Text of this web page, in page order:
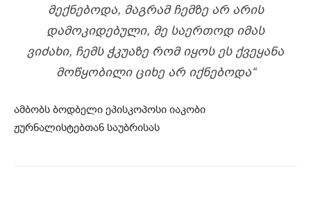
ᲛᲔᲥᲜᲔᲑᲝᲓᲐ, ᲛᲐᲒᲠᲐᲛ ᲩᲔᲛᲖᲔ ᲐᲠ ᲐᲠᲘᲡ
ᲓᲐᲛᲝᲙᲘᲓᲔᲑᲣᲚᲘ, ᲛᲔ ᲡᲐᲔᲠᲗᲝᲓ ᲘᲛᲐᲡ
ᲕᲘᲫᲐᲮᲘ, ᲩᲔᲛᲡ ᲭᲙᲣᲐᲖᲔ ᲠᲝᲛ ᲘᲧᲝᲡ ᲔᲡ ᲥᲕᲔᲧᲐᲜᲐ
ᲛᲝᲬᲧᲝᲑᲘᲚᲘ ᲪᲘᲮᲔ ᲐᲠ ᲘᲥᲜᲔᲑᲝᲓᲐ“
ამბობს ბოდბელი ეპისკოპოსი იაკობი
ჟურნალისტებთან საუბრისას